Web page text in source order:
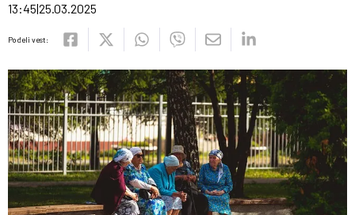
13:45 25.03.2025
Podeli vest: